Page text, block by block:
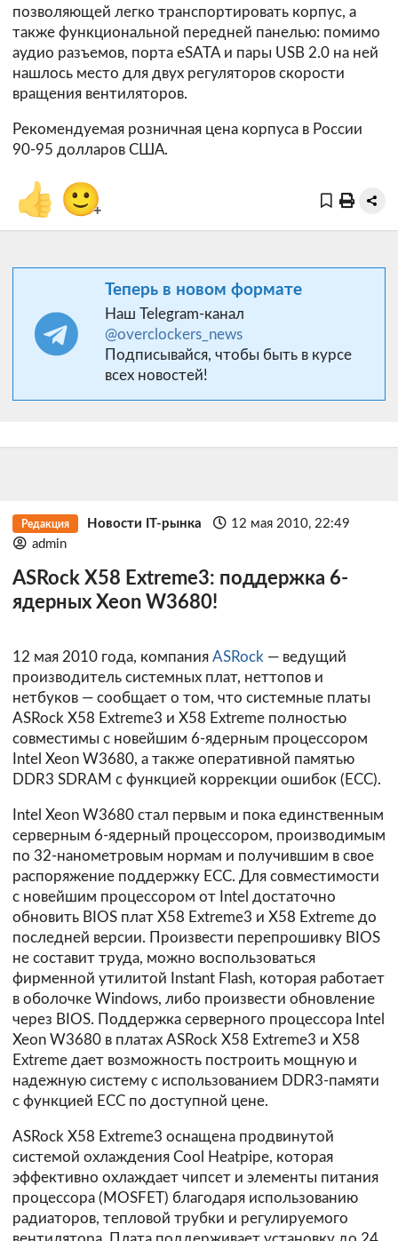
позволяющей легко транспортировать корпус, а
также функциональной передней панелью: помимо
аудио разъемов, порта eSATA и пары USB 2.0 на ней
нашлось место для двух регуляторов скорости
вращения вентиляторов.
Рекомендуемая розничная цена корпуса в России
90-95 долларов США.
👍 🙂
+
Теперь в новом формате
Наш Telegram-канал
@overclockers_news
Подписывайся, чтобы быть в курсе
всех новостей!
Редакция Новости IT-рынка
12 мая 2010, 22:49
admin
ASRock X58 Extreme3: поддержка 6-
ядерных Xeon W3680!
12 мая 2010 года, компания ASRock — ведущий
производитель системных плат, неттопов и
нетбуков — сообщает о том, что системные платы
ASRock X58 Extreme3 и X58 Extreme полностью
совместимы с новейшим 6-ядерным процессором
Intel Xeon W3680, а также оперативной памятью
DDR3 SDRAM с функцией коррекции ошибок (ECC).
Intel Xeon W3680 стал первым и пока единственным
серверным 6-ядерный процессором, производимым
по 32-нанометровым нормам и получившим в свое
распоряжение поддержку ECC. Для совместимости
с новейшим процессором от Intel достаточно
обновить BIOS плат X58 Extreme3 и X58 Extreme до
последней версии. Произвести перепрошивку BIOS
не составит труда, можно воспользоваться
фирменной утилитой Instant Flash, которая работает
в оболочке Windows, либо произвести обновление
через BIOS. Поддержка серверного процессора Intel
Xeon W3680 в платах ASRock X58 Extreme3 и X58
Extreme дает возможность построить мощную и
надежную систему с использованием DDR3-памяти
с функцией ECC по доступной цене.
ASRock X58 Extreme3 оснащена продвинутой
системой охлаждения Cool Heatpipe, которая
эффективно охлаждает чипсет и элементы питания
процессора (MOSFET) благодаря использованию
радиаторов, тепловой трубки и регулируемого